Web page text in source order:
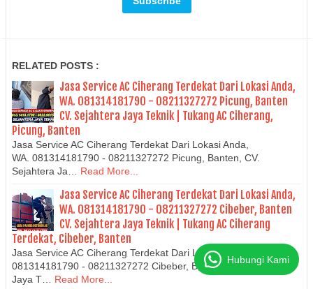
RELATED POSTS :
Jasa Service AC Ciherang Terdekat Dari Lokasi Anda,
WA. 081314181790 - 08211327272 Picung, Banten
CV. Sejahtera Jaya Teknik | Tukang AC Ciherang,
Picung, Banten
Jasa Service AC Ciherang Terdekat Dari Lokasi Anda,
WA. 081314181790 - 08211327272 Picung, Banten, CV.
Sejahtera Ja…
Read More...
Jasa Service AC Ciherang Terdekat Dari Lokasi Anda,
WA. 081314181790 - 08211327272 Cibeber, Banten
CV. Sejahtera Jaya Teknik | Tukang AC Ciherang
Terdekat, Cibeber, Banten
Jasa Service AC Ciherang Terdekat Dari Lokasi Anda, WA.
081314181790 - 08211327272 Cibeber, Banten, CV. Sejahtera
Jaya T… Read More...
Hubungi Kami